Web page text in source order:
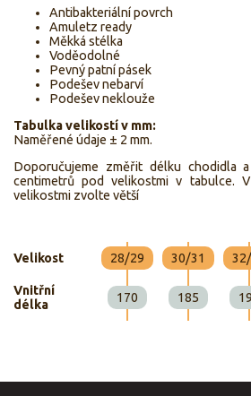
Antibakteriální povrch
Amuletz ready
Měkká stélka
Voděodolné
Pevný patní pásek
Podešev nebarví
Podešev neklouže
Tabulka velikostí v mm:
Naměřené údaje ± 2 mm.
Doporučujeme změřit délku chodidla
centimetrů pod velikostmi v tabulce.
velikostmi zvolte větší
Velikost 28/29 30/31
Vnitřní
délka
170 185